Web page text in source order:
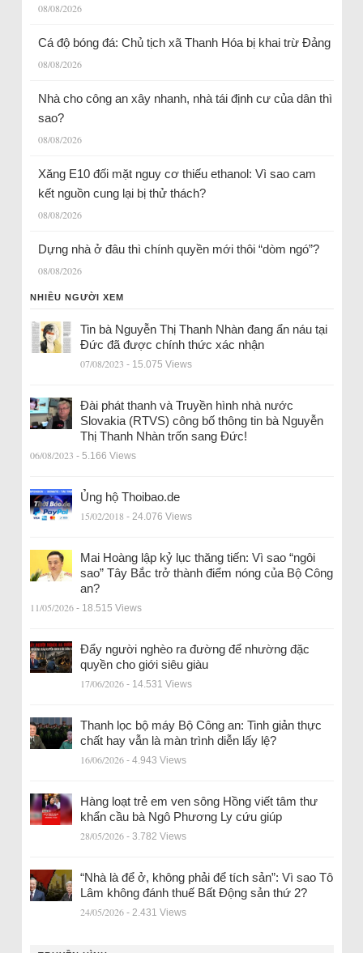
08/08/2026
Cá độ bóng đá: Chủ tịch xã Thanh Hóa bị khai trừ Đảng
08/08/2026
Nhà cho công an xây nhanh, nhà tái định cư của dân thì
sao?
08/08/2026
Xăng E10 đối mặt nguy cơ thiếu ethanol: Vì sao cam
kết nguồn cung lại bị thử thách?
08/08/2026
Dựng nhà ở đâu thì chính quyền mới thôi “dòm ngó”?
08/08/2026
NHIỀU NGƯỜI XEM
Tin bà Nguyễn Thị Thanh Nhàn đang ẩn náu tại
Đức đã được chính thức xác nhận
07/08/2023 - 15.075 Views
Đài phát thanh và Truyền hình nhà nước
Slovakia (RTVS) công bố thông tin bà Nguyễn
Thị Thanh Nhàn trốn sang Đức!
06/08/2023 - 5.166 Views
Ủng hộ Thoibao.de
15/02/2018 - 24.076 Views
Mai Hoàng lập kỷ lục thăng tiến: Vì sao “ngôi
sao” Tây Bắc trở thành điểm nóng của Bộ Công
an?
11/05/2026 - 18.515 Views
Đẩy người nghèo ra đường để nhường đặc
quyền cho giới siêu giàu
17/06/2026 - 14.531 Views
Thanh lọc bộ máy Bộ Công an: Tinh giản thực
chất hay vẫn là màn trình diễn lấy lệ?
16/06/2026 - 4.943 Views
Hàng loạt trẻ em ven sông Hồng viết tâm thư
khẩn cầu bà Ngô Phương Ly cứu giúp
28/05/2026 - 3.782 Views
“Nhà là để ở, không phải để tích sản”: Vì sao Tô
Lâm không đánh thuế Bất Động sản thứ 2?
24/05/2026 - 2.431 Views